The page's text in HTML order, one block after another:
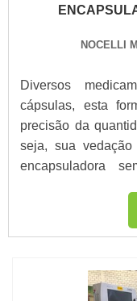
NOCELLI
Diversos
cápsulas, esta
precisão da
seja, sua
encapsuladora
armazenamento
Funciona em